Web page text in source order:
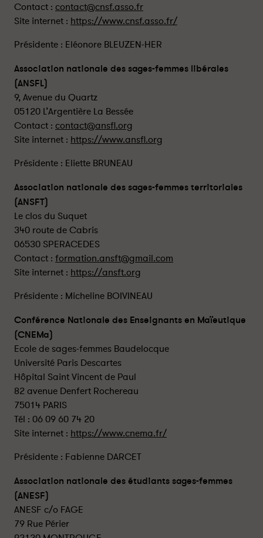
Contact : contact@cnsf.asso.fr
Site internet : https://www.cnsf.asso.fr/
Présidente : Eléonore BLEUZEN-HER
Association nationale des sages-femmes libérales
(ANSFL)
9, Avenue du Quartz
05120 L’Argentière La Bessée
Contact : contact@ansfl.org
Site internet : https://www.ansfl.org
Présidente : Eliette BRUNEAU
Association nationale des sages-femmes territoriales
(ANSFT)
Le clos du Suquet
340 route de Cabris
06530 SPERACEDES
Contact : formation.ansft@gmail.com
Site internet : https://ansft.org
Présidente : Micheline BOIVINEAU
Conférence Nationale des Enseignants en Maïeutique
(CNEMa)
Ecole de sages-femmes Baudelocque
Université Paris Descartes
Hôpital Saint Vincent de Paul
82 avenue Denfert Rochereau
75014 PARIS
Tél : 06 09 60 74 20
Site internet : https://www.cnema.fr/
Présidente : Fabienne DARCET
Association nationale des étudiants sages-femmes
(ANESF)
ANESF c/o FAGE
79 Rue Périer